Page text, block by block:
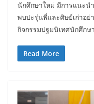
นักศึกษาใหม่ มีการแนะน
พบปะรุ่นพี่และศิษย์เก่าอย่
กิจกรรมปฐมนิเทศนักศึก
Read More